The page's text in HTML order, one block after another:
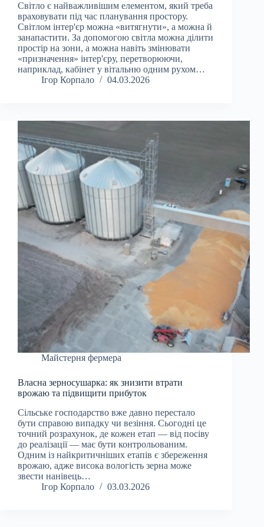
Світло є найважливішим елементом, який треба
враховувати під час планування простору.
Світлом інтер'єр можна «витягнути», а можна й
занапастити. За допомогою світла можна ділити
простір на зони, а можна навіть змінювати
«призначення» інтер'єру, перетворюючи,
наприклад, кабінет у вітальню одним рухом…
Ігор Корпало
04.03.2026
Майстерня фермера
Власна зерносушарка: як знизити втрати
врожаю та підвищити прибуток
Сільське господарство вже давно перестало
бути справою випадку чи везіння. Сьогодні це
точний розрахунок, де кожен етап — від посіву
до реалізації — має бути контрольованим.
Одним із найкритичніших етапів є збереження
врожаю, адже висока вологість зерна може
звести нанівець…
Ігор Корпало
03.03.2026